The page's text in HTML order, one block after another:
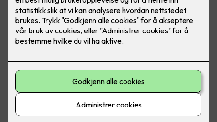
Felles kantine og møtesenter
Kantinen i Malmskriverveien 18 i Sandvika er en felles kantine